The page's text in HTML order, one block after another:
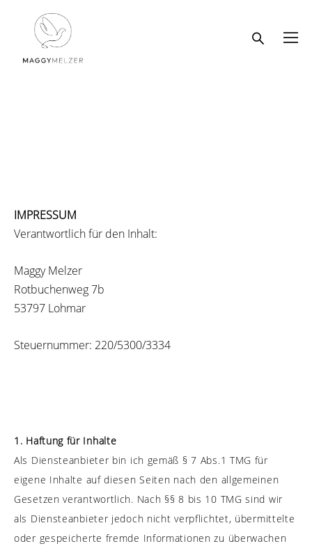
IMPRESSUM
Verantwortlich für den Inhalt:
Maggy Melzer
Rotbuchenweg 7b
53797 Lohmar
Steuernummer: 220/5300/3334
1. Haftung für Inhalte
Als Diensteanbieter bin ich gemäß § 7 Abs.1 TMG für
eigene Inhalte auf diesen Seiten nach den allgemeinen
Gesetzen verantwortlich. Nach §§ 8 bis 10 TMG sind wir
als Diensteanbieter jedoch nicht verpflichtet, übermittelte
oder gespeicherte fremde Informationen zu überwachen